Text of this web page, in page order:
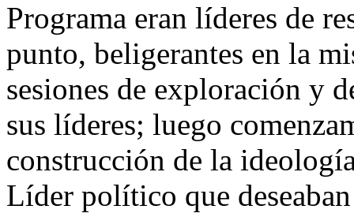
Programa eran líderes de
punto, beligerantes en la
sesiones de exploración y
sus líderes; luego
construcción de la
Líder político que